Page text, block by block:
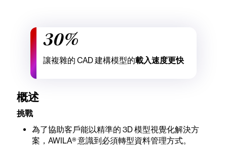
30%
讓複雜的 CAD 建構模型的載入速度更快
概述
挑戰
為了協助客戶能以精準的 3D 模型視覺化解決方
案，AWILA® 意識到必須轉型資料管理方式。